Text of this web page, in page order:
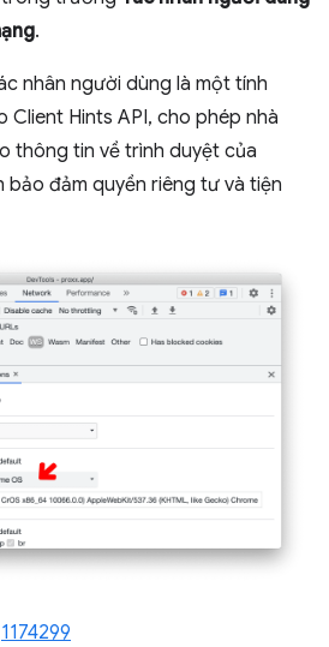
.
nhân người dùng là một tính
Client Hints API, cho phép nhà
thông tin về trình duyệt của
đảm quyền riêng tư và tiện
1174299